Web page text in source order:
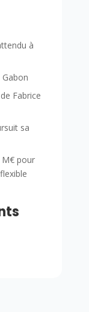
à
Fabrice
sa
M€ pour